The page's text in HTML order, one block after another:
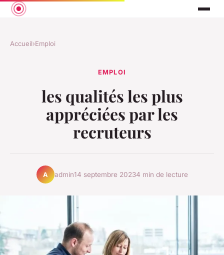
Accueil›Emploi
EMPLOI
les qualités les plus
appréciées par les
recruteurs
A admin14 septembre 20234 min de lecture